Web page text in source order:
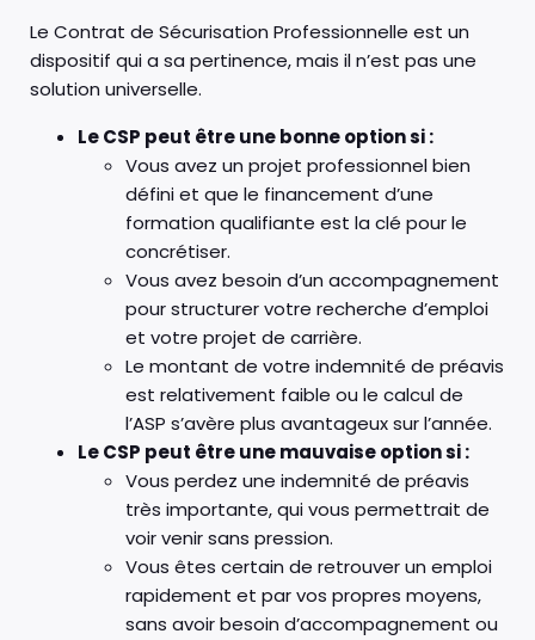
Le Contrat de Sécurisation Professionnelle est un
dispositif qui a sa pertinence, mais il n’est pas une
solution universelle.
Le CSP peut être une bonne option si :
Vous avez un projet professionnel bien
défini et que le financement d’une
formation qualifiante est la clé pour le
concrétiser.
Vous avez besoin d’un accompagnement
pour structurer votre recherche d’emploi
et votre projet de carrière.
Le montant de votre indemnité de préavis
est relativement faible ou le calcul de
l’ASP s’avère plus avantageux sur l’année.
Le CSP peut être une mauvaise option si :
Vous perdez une indemnité de préavis
très importante, qui vous permettrait de
voir venir sans pression.
Vous êtes certain de retrouver un emploi
rapidement et par vos propres moyens,
sans avoir besoin d’accompagnement ou